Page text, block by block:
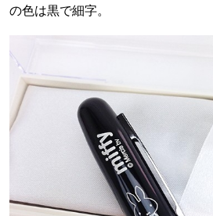
の色は黒で細字。